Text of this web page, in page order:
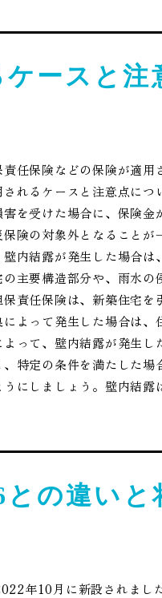
ースと注
任保険などの保険が適用
れるケースと注意点につ
を受けた場合に、保険金
険の対象外となることが
内結露が発生した場合は
主要構造部分や、雨水
責任保険は、新築住宅
よって発生した場合は、
って、壁内結露が発生
特定の条件を満たした
にしましょう。壁内結露
の違いと
年10月に新設されまし